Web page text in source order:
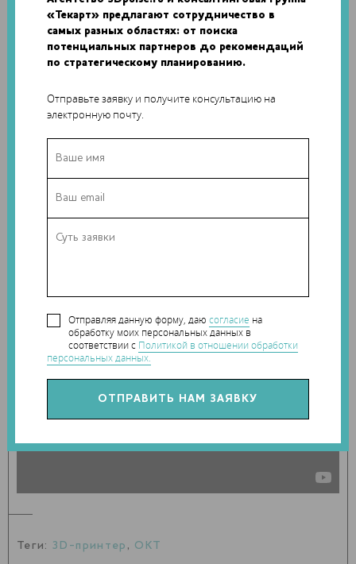
«Текарт» предлагают сотрудничество в
самых разных областях: от поиска
потенциальных партнеров до рекомендаций
по стратегическому планированию.
Отправьте заявку и получите консультацию на
электронную почту.
Отправляя данную форму, даюсогласие на
обработку моих персональных данных в
соответствии с Политикой в отношении обработки
персональных данных.
обеспечивают возможность создания как прототипов, так
и готовых продуктов на одной платформе. Система также
способна с высокой точностью печатать элементы из
гибких материалов на готовых объектах с компьютерными
Первые 3D-принтеры Snapper с полем печати
стратегический партнер Inkbit. Доставка остальных
3D-принтеры Snapper планируется оборудовать
Теги:3D-принтер , ОКТ